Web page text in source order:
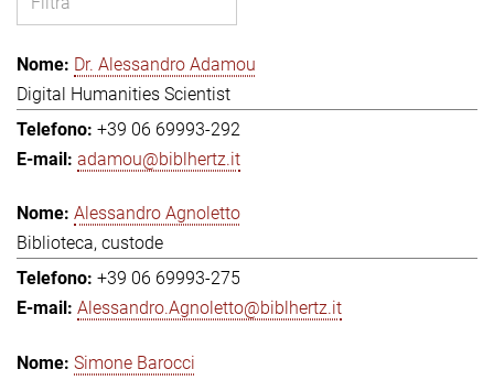
Dr. Alessandro Adamou
Digital Humanities Scientist
+39 06 69993-292
adamou@biblhertz.it
Alessandro Agnoletto
Biblioteca, custode
+39 06 69993-275
Alessandro.Agnoletto@biblhertz.it
Simone Barocci